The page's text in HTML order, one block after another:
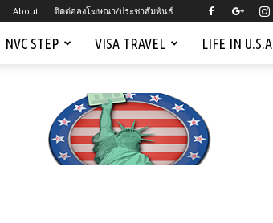
About ติดต่อลงโฆษณา/ประชาสัมพันธ์
NVC STEP VISA TRAVEL LIFE IN U.S.A